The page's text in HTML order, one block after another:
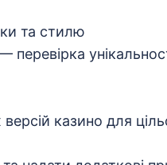
та стилю
казино для